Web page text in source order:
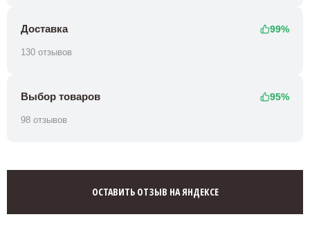
Доставка 99%
130 отзывов
Выбор товаров 95%
98 отзывов
ОСТАВИТЬ ОТЗЫВ НА ЯНДЕКСЕ